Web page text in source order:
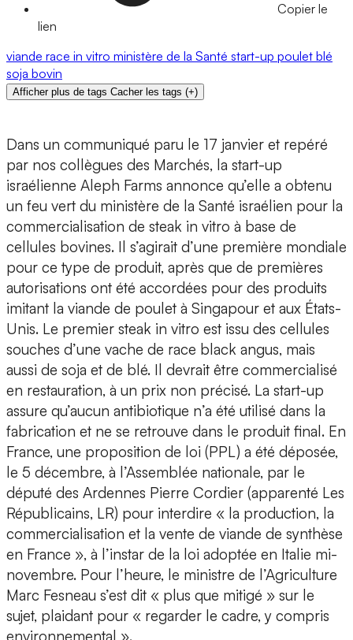
Copier le
lien
viande race in vitro ministère de la Santé start-up poulet blé
soja bovin
Afficher plus de tags Cacher les tags (+)
Dans un communiqué paru le 17 janvier et repéré
par nos collègues des Marchés, la start-up
israélienne Aleph Farms annonce qu’elle a obtenu
un feu vert du ministère de la Santé israélien pour la
commercialisation de steak in vitro à base de
cellules bovines. Il s’agirait d’une première mondiale
pour ce type de produit, après que de premières
autorisations ont été accordées pour des produits
imitant la viande de poulet à Singapour et aux États-
Unis. Le premier steak in vitro est issu des cellules
souches d’une vache de race black angus, mais
aussi de soja et de blé. Il devrait être commercialisé
en restauration, à un prix non précisé. La start-up
assure qu’aucun antibiotique n’a été utilisé dans la
fabrication et ne se retrouve dans le produit final. En
France, une proposition de loi (PPL) a été déposée,
le 5 décembre, à l’Assemblée nationale, par le
député des Ardennes Pierre Cordier (apparenté Les
Républicains, LR) pour interdire « la production, la
commercialisation et la vente de viande de synthèse
en France », à l’instar de la loi adoptée en Italie mi-
novembre. Pour l’heure, le ministre de l’Agriculture
Marc Fesneau s’est dit « plus que mitigé » sur le
sujet, plaidant pour « regarder le cadre, y compris
environnemental ».